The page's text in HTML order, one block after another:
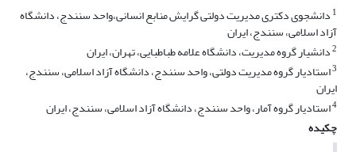
1 دانشجوی دکتری مدیریت دولتی گرایش منابع انسانی،واحد سنندج، دانشگاه
آزاد اسلامی، سنندج، ایران
2دانشیار گروه مدیریت، دانشگاه علامه طباطبایی، تهران، ایران
3استادیار گروه مدیریت دولتی، واحد سنندج، دانشگاه آزاد اسلامی، سنندج،
ایران
4استادیار گروه آمار، واحد سنندج، دانشگاه آزاد اسلامی، سنندج، ایران
چکیده